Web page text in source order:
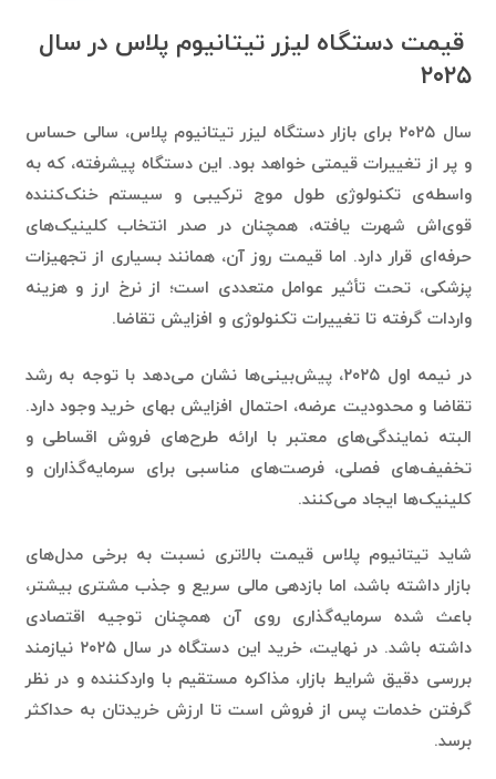
قیمت دستگاه لیزر تیتانیوم پلاس در سال
۲۰۲۵
و پر از تغییرات قیمتی خواهد بود. این دستگاه پیشرفته، که به
واسطه‌ی تکنولوژی طول موج ترکیبی و سیستم خنک‌کننده
قوی‌اش شهرت یافته، همچنان در صدر انتخاب کلینیک‌های
حرفه‌ای قرار دارد. اما قیمت روز آن، همانند بسیاری از تجهیزات
پزشکی، تحت تأثیر عوامل متعددی است؛ از نرخ ارز و هزینه
واردات گرفته تا تغییرات تکنولوژی و افزایش تقاضا.
تقاضا و محدودیت عرضه، احتمال افزایش بهای خرید وجود دارد.
البته نمایندگی‌های معتبر با ارائه طرح‌های فروش اقساطی و
تخفیف‌های فصلی، فرصت‌های مناسبی برای سرمایه‌گذاران و
کلینیک‌ها ایجاد می‌کنند.
بازار داشته باشد، اما بازدهی مالی سریع و جذب مشتری بیشتر،
باعث شده سرمایه‌گذاری روی آن همچنان توجیه اقتصادی
داشته باشد. در نهایت، خرید این دستگاه در سال ۲۰۲۵ نیازمند
بررسی دقیق شرایط بازار، مذاکره مستقیم با واردکننده و در نظر
گرفتن خدمات پس از فروش است تا ارزش خریدتان به حداکثر
برسد.